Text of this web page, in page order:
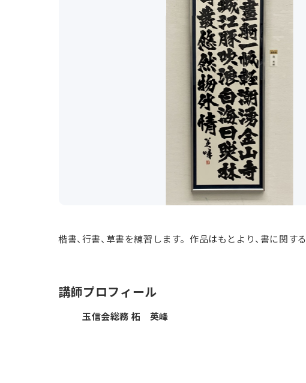
楷書、行書、草書を練習します。作品はもとより、書に関す
講師プロフィール
玉信会総務 柘 英峰